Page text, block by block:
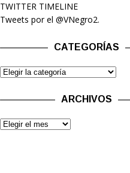
TWITTER TIMELINE
Tweets por el @VNegro2.
CATEGORÍAS
ARCHIVOS